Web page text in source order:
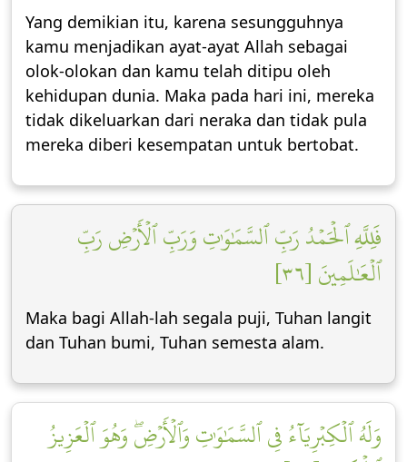
Yang demikian itu, karena sesungguhnya
kamu menjadikan ayat-ayat Allah sebagai
olok-olokan dan kamu telah ditipu oleh
kehidupan dunia. Maka pada hari ini, mereka
tidak dikeluarkan dari neraka dan tidak pula
mereka diberi kesempatan untuk bertobat.
فَلِلَّهِ ٱلۡحَمۡدُ رَبِّ ٱلسَّمَٰوَٰتِ وَرَبِّ ٱلۡأَرۡضِ رَبِّ
ٱلۡعَٰلَمِينَ [٣٦]
Maka bagi Allah-lah segala puji, Tuhan langit
dan Tuhan bumi, Tuhan semesta alam.
وَلَهُ ٱلۡكِبۡرِيَآءُ فِي ٱلسَّمَٰوَٰتِ وَٱلۡأَرۡضِۖ وَهُوَ ٱلۡعَزِيزُ